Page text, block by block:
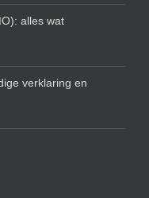
alles wat
verklaring en